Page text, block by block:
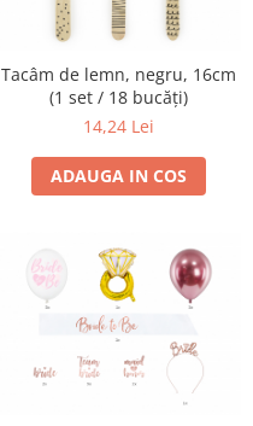
Tacâm de lemn, negru, 16cm
(1 set / 18 bucăți)
14,24 Lei
ADAUGA IN COS